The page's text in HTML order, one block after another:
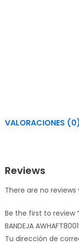
VALORACIONES
Reviews
There are no reviews
Be the first to review
BANDEJA
Tu dirección de